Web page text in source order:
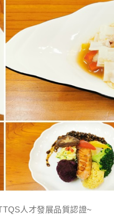
人才發展品質認證~